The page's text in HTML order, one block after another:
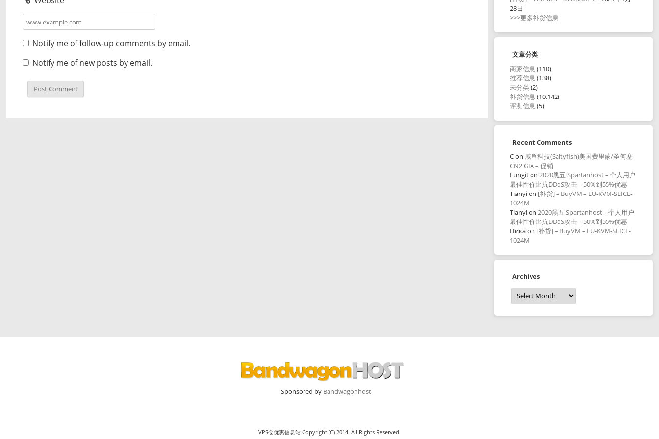
Notify me of follow-up comments by email.
Notify me of new posts by email.
28日
>>>更多补货信息
文章分类
商家信息 (110)
推荐信息 (138)
未分类(2)
补货信息 (10,142)
评测信息 (5)
Recent Comments
Con 咸鱼科技(Saltyfish)美国费里蒙/圣何塞
CN2 GIA – 促销
Fungiton2020黑五 Spartanhost – 个人用户
最佳性价比抗DDoS攻击 – 50%到55%优惠
Tianyion [补货] – BuyVM – LU-KVM-SLICE-
1024M
Tianyion2020黑五 Spartanhost – 个人用户
最佳性价比抗DDoS攻击 – 50%到55%优惠
Никаon [补货] – BuyVM – LU-KVM-SLICE-
1024M
Archives
Archives
Sponsored by Bandwagonhost
VPS仓优惠信息站 Copyright (C) 2014. All Rights Reserved.